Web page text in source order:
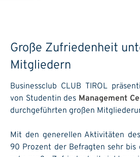
Große Zufriedenheit
Mitgliedern
Businessclub CLUB TIROL
von Studentin des Management
durchgeführten großen
Mit den generellen Aktivitäten
90 Prozent der Befragten sehr bis